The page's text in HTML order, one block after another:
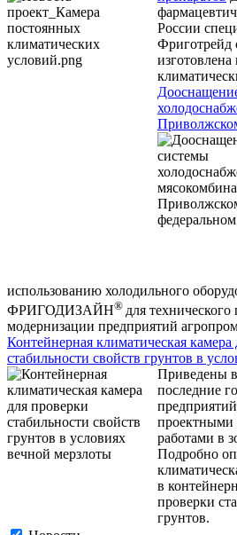
России
Фриготрейд
использованию холодильного
ФРИГОДИЗАЙН® для
модернизации предприятий
Контейнерная климатическая камера
стабильности свойств грунтов в
Приведены
последние
проектными
работами в
Подробно
в
проверки
грунтов.